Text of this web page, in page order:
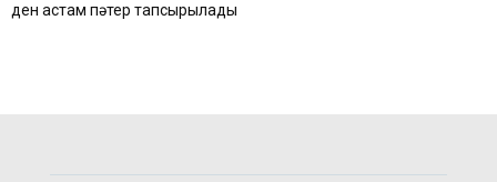
ден астам пәтер тапсырылады